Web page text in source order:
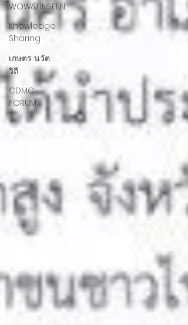
๊WOW&UNSEEN
Knowledge
Sharing
เกษตร นวัต
วิถี
CDMC
FORUM